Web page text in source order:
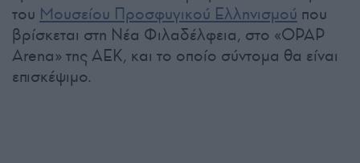
του Μουσείου Προσφυγικού Ελληνισμού που
βρίσκεται στη Νέα Φιλαδέλφεια, στο «OPAP
Arena» της ΑΕΚ, και το οποίο σύντομα θα είναι
επισκέψιμο.